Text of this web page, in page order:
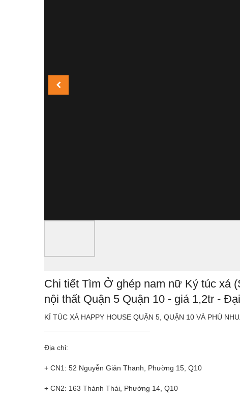
Chi tiết Tìm Ở ghép nam nữ Ký túc xá
nội thất Quận 5 Quận 10 - giá 1,2tr -
KÍ TÚC XÁ HAPPY HOUSE QUẬN 5, QUẬN 10 VÀ PHÚ
Địa chỉ:
+ CN1: 52 Nguyễn Giản Thanh, Phường 15, Q10
+ CN2: 163 Thành Thái, Phường 14, Q10